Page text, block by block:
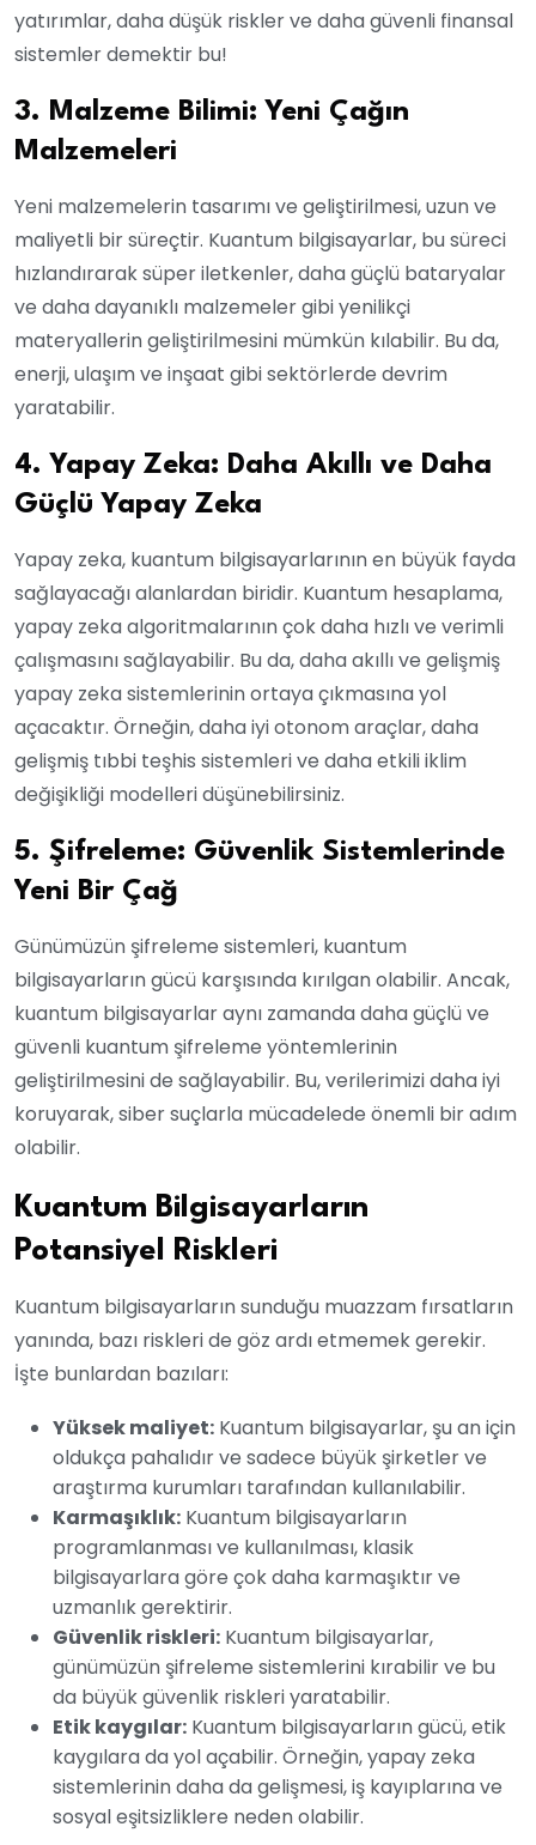
yatırımlar, daha düşük riskler ve daha güvenli finansal
sistemler demektir bu!
3. Malzeme Bilimi: Yeni Çağın
Malzemeleri
Yeni malzemelerin tasarımı ve geliştirilmesi, uzun ve
maliyetli bir süreçtir. Kuantum bilgisayarlar, bu süreci
hızlandırarak süper iletkenler, daha güçlü bataryalar
ve daha dayanıklı malzemeler gibi yenilikçi
materyallerin geliştirilmesini mümkün kılabilir. Bu da,
enerji, ulaşım ve inşaat gibi sektörlerde devrim
yaratabilir.
4. Yapay Zeka: Daha Akıllı ve Daha
Güçlü Yapay Zeka
Yapay zeka, kuantum bilgisayarlarının en büyük fayda
sağlayacağı alanlardan biridir. Kuantum hesaplama,
yapay zeka algoritmalarının çok daha hızlı ve verimli
çalışmasını sağlayabilir. Bu da, daha akıllı ve gelişmiş
yapay zeka sistemlerinin ortaya çıkmasına yol
açacaktır. Örneğin, daha iyi otonom araçlar, daha
gelişmiş tıbbi teşhis sistemleri ve daha etkili iklim
değişikliği modelleri düşünebilirsiniz.
5. Şifreleme: Güvenlik Sistemlerinde
Yeni Bir Çağ
Günümüzün şifreleme sistemleri, kuantum
bilgisayarların gücü karşısında kırılgan olabilir. Ancak,
kuantum bilgisayarlar aynı zamanda daha güçlü ve
güvenli kuantum şifreleme yöntemlerinin
geliştirilmesini de sağlayabilir. Bu, verilerimizi daha iyi
koruyarak, siber suçlarla mücadelede önemli bir adım
olabilir.
Kuantum Bilgisayarların
Potansiyel Riskleri
Kuantum bilgisayarların sunduğu muazzam fırsatların
yanında, bazı riskleri de göz ardı etmemek gerekir.
İşte bunlardan bazıları:
Yüksek maliyet: Kuantum bilgisayarlar, şu an için
oldukça pahalıdır ve sadece büyük şirketler ve
araştırma kurumları tarafından kullanılabilir.
Karmaşıklık: Kuantum bilgisayarların
programlanması ve kullanılması, klasik
bilgisayarlara göre çok daha karmaşıktır ve
uzmanlık gerektirir.
Güvenlik riskleri: Kuantum bilgisayarlar,
günümüzün şifreleme sistemlerini kırabilir ve bu
da büyük güvenlik riskleri yaratabilir.
Etik kaygılar: Kuantum bilgisayarların gücü, etik
kaygılara da yol açabilir. Örneğin, yapay zeka
sistemlerinin daha da gelişmesi, iş kayıplarına ve
sosyal eşitsizliklere neden olabilir.